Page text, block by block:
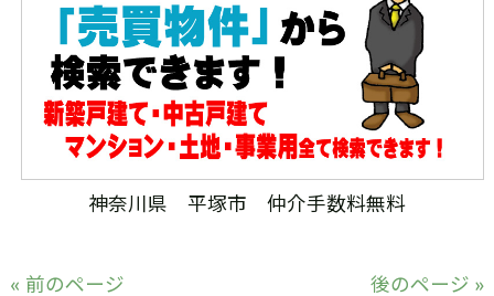
神奈川県 平塚市 仲介手数料無料
« 前のページ 後のページ »